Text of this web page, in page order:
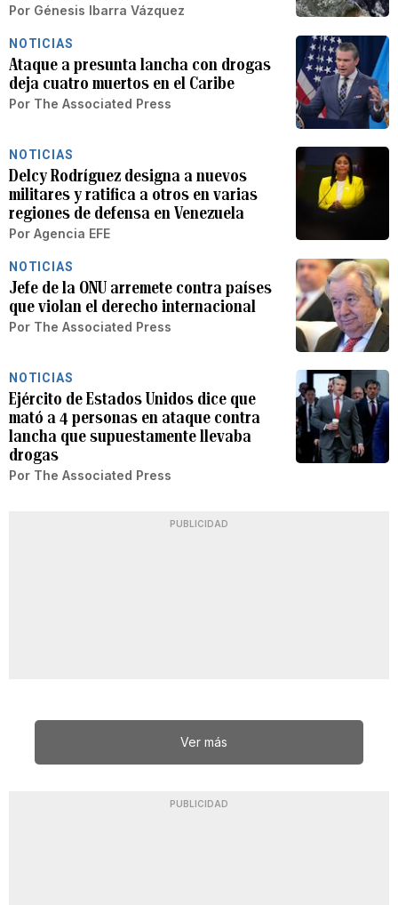
Por Génesis Ibarra Vázquez
NOTICIAS
Ataque a presunta lancha con drogas
deja cuatro muertos en el Caribe
Por The Associated Press
NOTICIAS
Delcy Rodríguez designa a nuevos
militares y ratifica a otros en varias
regiones de defensa en Venezuela
Por Agencia EFE
NOTICIAS
Jefe de la ONU arremete contra países
que violan el derecho internacional
Por The Associated Press
NOTICIAS
Ejército de Estados Unidos dice que
mató a 4 personas en ataque contra
lancha que supuestamente llevaba
drogas
Por The Associated Press
PUBLICIDAD
Ver más
PUBLICIDAD